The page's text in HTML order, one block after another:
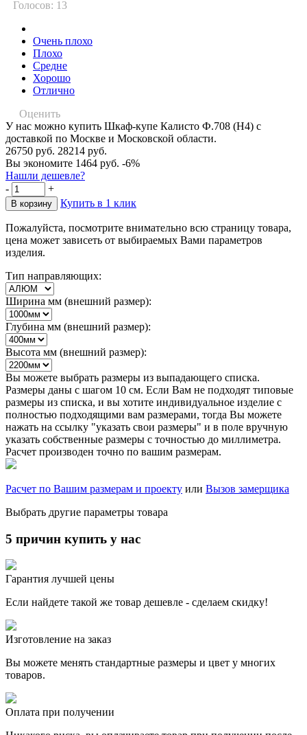
Голосов: 13
Очень плохо
Плохо
Средне
Хорошо
Отлично
Оценить
У нас можно купить Шкаф-купе Калисто Ф.708 (Н4) с
доставкой по Москве и Московской области.
26750 руб. 28214 руб.
Вы экономите 1464 руб. -6%
Нашли дешевле?
-
+
Купить в 1 клик
Пожалуйста, посмотрите внимательно всю страницу товара,
цена может зависеть от выбираемых Вами параметров
изделия.
Тип направляющих:
Ширина мм (внешний размер):
Глубина мм (внешний размер):
Высота мм (внешний размер):
Вы можете выбрать размеры из выпадающего списка.
Размеры даны с шагом 10 см. Если Вам не подходят типовые
размеры из списка, и вы хотите индивидуальное изделие с
полностью подходящими вам размерами, тогда Вы можете
нажать на ссылку "указать свои размеры" и в поле вручную
указать собственные размеры с точностью до миллиметра.
Расчет производен точно по вашим размерам.
Расчет по Вашим размерам и проекту или Вызов замерщика
Выбрать другие параметры товара
5 причин купить у нас
Гарантия лучшей цены
Если найдете такой же товар дешевле - сделаем скидку!
Изготовление на заказ
Вы можете менять стандартные размеры и цвет у многих
товаров.
Оплата при получении